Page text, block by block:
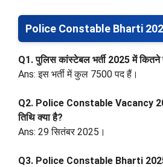
Police Constable Bharti
Q1. पुलिस कांस्टेबल भर्ती 2025 में कितने
Ans: इस भर्ती में कुल 7500 पद हैं।
Q2. Police Constable Vacancy
तिथि क्या है?
Ans: 29 सितंबर 2025।
Q3. Police Constable Bharti 2025